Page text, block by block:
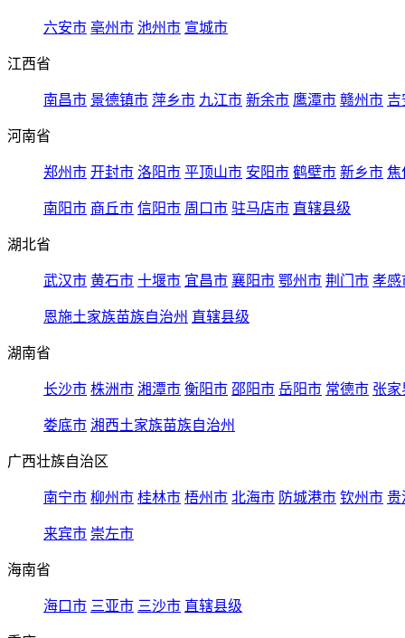
六安市 亳州市 池州市 宣城市
江西省
南昌市 景德镇市 萍乡市 九江市 新余市 鹰潭市 赣州市 吉
河南省
郑州市 开封市 洛阳市 平顶山市 安阳市 鹤壁市 新乡市 焦
南阳市 商丘市 信阳市 周口市 驻马店市 直辖县级
湖北省
武汉市 黄石市 十堰市 宜昌市 襄阳市 鄂州市 荆门市 孝感
恩施土家族苗族自治州 直辖县级
湖南省
长沙市 株洲市 湘潭市 衡阳市 邵阳市 岳阳市 常德市 张家
娄底市 湘西土家族苗族自治州
广西壮族自治区
南宁市 柳州市 桂林市 梧州市 北海市 防城港市 钦州市 贵
来宾市 崇左市
海南省
海口市 三亚市 三沙市 直辖县级